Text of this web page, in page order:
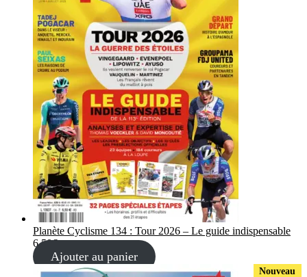
Planète Cyclisme 134 : Tour 2026 – Le guide indispensable
6,50€
Ajouter au panier
Nouveau